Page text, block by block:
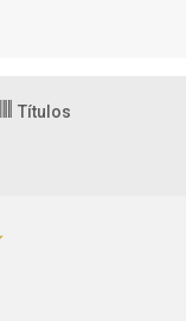
Títulos